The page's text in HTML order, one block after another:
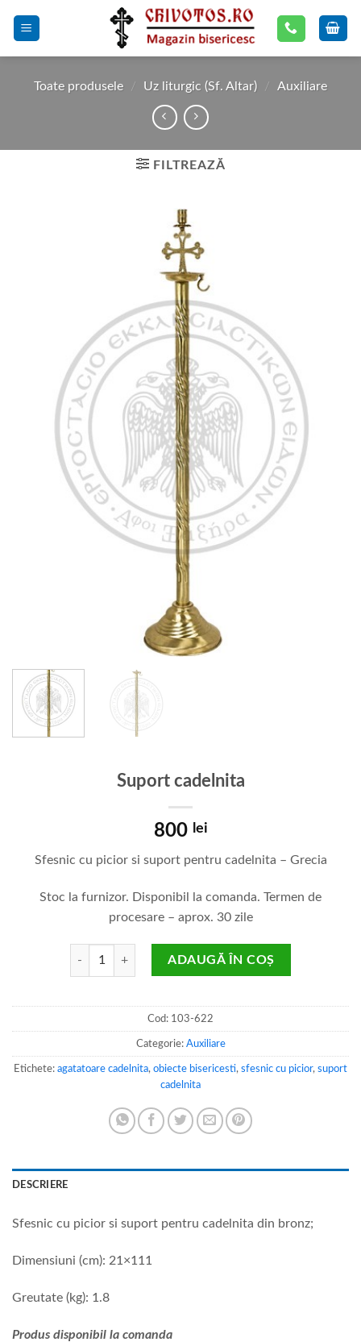
Toate produsele / Uz liturgic (Sf. Altar) / Auxiliare
FILTREAZĂ
Suport cadelnita
800 lei
Sfesnic cu picior si suport pentru cadelnita – Grecia
Stoc la furnizor. Disponibil la comanda. Termen de
procesare – aprox. 30 zile
Cantitate Suport cadelnita
ADAUGĂ ÎN COȘ
Cod: 103-622
Categorie: Auxiliare
Etichete: agatatoare cadelnita, obiecte bisericesti, sfesnic cu picior, suport
cadelnita
DESCRIERE
Sfesnic cu picior si suport pentru cadelnita din bronz;
Dimensiuni (cm): 21×111
Greutate (kg): 1.8
Produs disponibil la comanda